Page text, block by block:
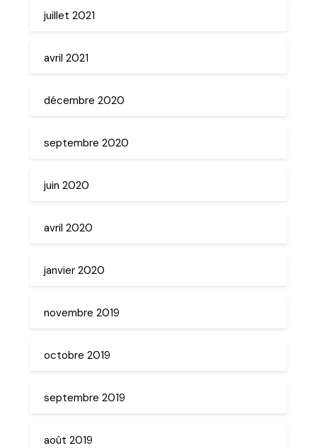
juillet 2021
avril 2021
décembre 2020
septembre 2020
juin 2020
avril 2020
janvier 2020
novembre 2019
octobre 2019
septembre 2019
août 2019